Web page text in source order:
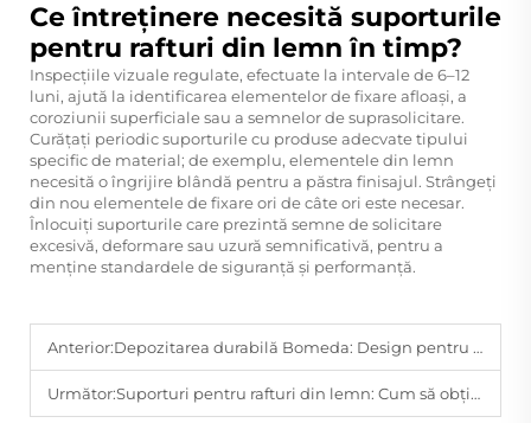
Ce întreținere necesită suporturile
pentru rafturi din lemn în timp?
Inspecțiile vizuale regulate, efectuate la intervale de 6–12
luni, ajută la identificarea elementelor de fixare afloași, a
coroziunii superficiale sau a semnelor de suprasolicitare.
Curățați periodic suporturile cu produse adecvate tipului
specific de material; de exemplu, elementele din lemn
necesită o îngrijire blândă pentru a păstra finisajul. Strângeți
din nou elementele de fixare ori de câte ori este necesar.
Înlocuiți suporturile care prezintă semne de solicitare
excesivă, deformare sau uzură semnificativă, pentru a
menține standardele de siguranță și performanță.
Anterior:Depozitarea durabilă Bomeda: Design pentru Pământ, trăiește pentru confort
Următor:Suporturi pentru rafturi din lemn: Cum să obțineți un afișaj elegant și rezistent